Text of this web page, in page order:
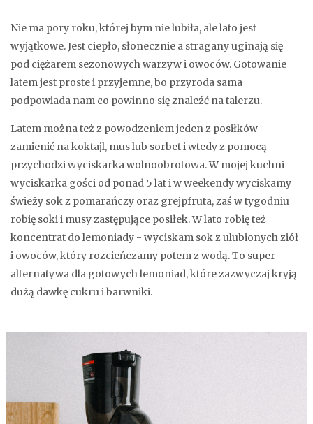
Nie ma pory roku, której bym nie lubiła, ale lato jest
wyjątkowe. Jest ciepło, słonecznie a stragany uginają się
pod ciężarem sezonowych warzyw i owoców. Gotowanie
latem jest proste i przyjemne, bo przyroda sama
podpowiada nam co powinno się znaleźć na talerzu.
Latem można też z powodzeniem jeden z posiłków
zamienić na koktajl, mus lub sorbet i wtedy z pomocą
przychodzi wyciskarka wolnoobrotowa. W mojej kuchni
wyciskarka gości od ponad 5 lat i w weekendy wyciskamy
świeży sok z pomarańczy oraz grejpfruta, zaś w tygodniu
robię soki i musy zastępujące posiłek. W lato robię też
koncentrat do lemoniady - wyciskam sok z ulubionych ziół
i owoców, który rozcieńczamy potem z wodą. To super
alternatywa dla gotowych lemoniad, które zazwyczaj kryją
dużą dawkę cukru i barwniki.